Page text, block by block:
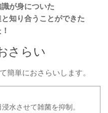
が身についた
知り合うことができた
さらい
簡単におさらいします。
水させて雑菌を抑制。